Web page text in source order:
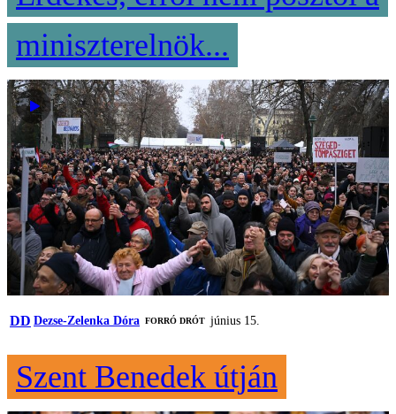
miniszterelnök...
DD Dezse-Zelenka Dóra FORRÓ DRÓT június 15.
Szent Benedek útján